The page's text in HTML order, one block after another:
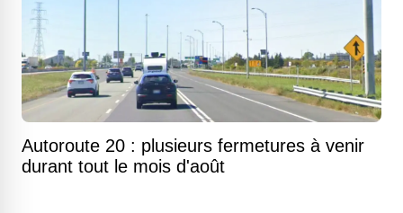
Autoroute 20 : plusieurs fermetures à venir
durant tout le mois d'août